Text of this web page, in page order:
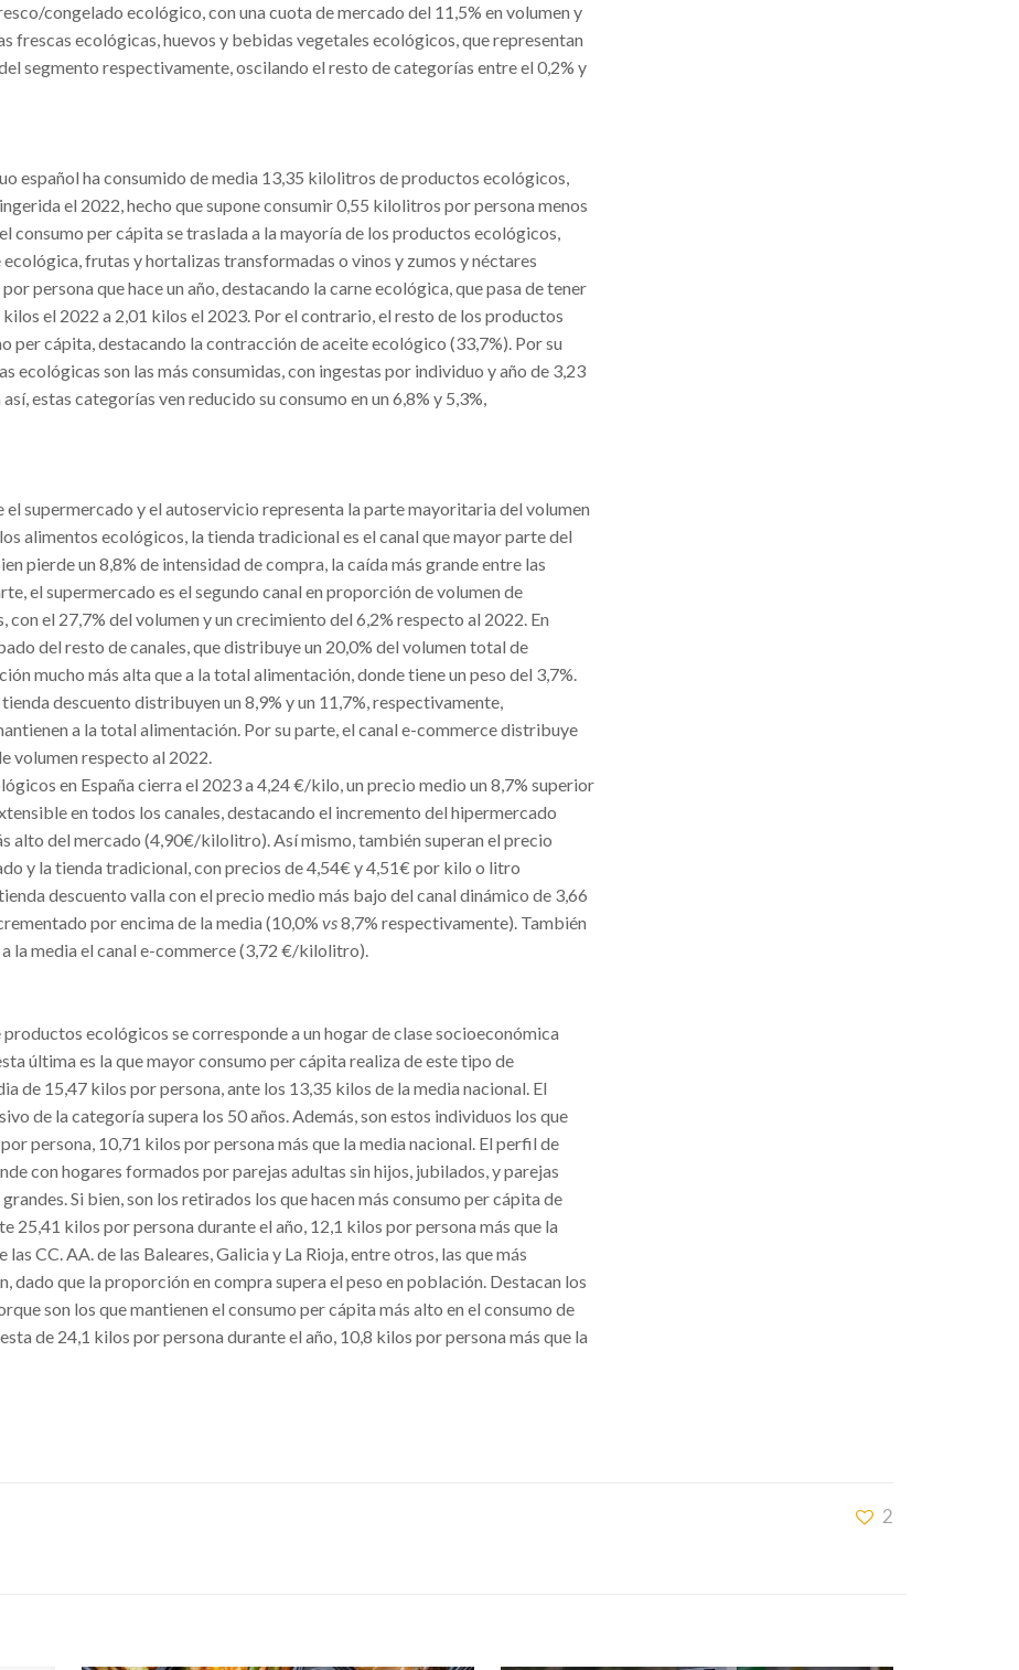
congelado ecológico, con una cuota de mercado del 11,5% en volumen y
frescas ecológicas, huevos y bebidas vegetales ecológicos, que representan
segmento respectivamente, oscilando el resto de categorías entre el 0,2% y
español ha consumido de media 13,35 kilolitros de productos ecológicos,
el 2022, hecho que supone consumir 0,55 kilolitros por persona menos
consumo per cápita se traslada a la mayoría de los productos ecológicos,
frutas y hortalizas transformadas o vinos y zumos y néctares
persona que hace un año, destacando la carne ecológica, que pasa de tener
el 2022 a 2,01 kilos el 2023. Por el contrario, el resto de los productos
per cápita, destacando la contracción de aceite ecológico (33,7%). Por su
ecológicas son las más consumidas, con ingestas por individuo y año de 3,23
estas categorías ven reducido su consumo en un 6,8% y 5,3%,
el supermercado y el autoservicio representa la parte mayoritaria del volumen
alimentos ecológicos, la tienda tradicional es el canal que mayor parte del
pierde un 8,8% de intensidad de compra, la caída más grande entre las
el supermercado es el segundo canal en proporción de volumen de
el 27,7% del volumen y un crecimiento del 6,2% respecto al 2022. En
del resto de canales, que distribuye un 20,0% del volumen total de
mucho más alta que a la total alimentación, donde tiene un peso del 3,7%.
descuento distribuyen un 8,9% y un 11,7%, respectivamente,
a la total alimentación. Por su parte, el canal e-commerce distribuye
volumen respecto al 2022.
en España cierra el 2023 a 4,24 €/kilo, un precio medio un 8,7% superior
en todos los canales, destacando el incremento del hipermercado
alto del mercado (4,90€/kilolitro). Así mismo, también superan el precio
y la tienda tradicional, con precios de 4,54€ y 4,51€ por kilo o litro
descuento valla con el precio medio más bajo del canal dinámico de 3,66
por encima de la media (10,0%vs8,7% respectivamente). También
la media el canal e-commerce (3,72 €/kilolitro).
ecológicos se corresponde a un hogar de clase socioeconómica
última es la que mayor consumo per cápita realiza de este tipo de
de 15,47 kilos por persona, ante los 13,35 kilos de la media nacional. El
de la categoría supera los 50 años. Además, son estos individuos los que
persona, 10,71 kilos por persona más que la media nacional. El perfil de
con hogares formados por parejas adultas sin hijos, jubilados, y parejas
Si bien, son los retirados los que hacen más consumo per cápita de
25,41 kilos por persona durante el año, 12,1 kilos por persona más que la
las CC. AA. de las Baleares, Galicia y La Rioja, entre otros, las que más
dado que la proporción en compra supera el peso en población. Destacan los
son los que mantienen el consumo per cápita más alto en el consumo de
de 24,1 kilos por persona durante el año, 10,8 kilos por persona más que la
2